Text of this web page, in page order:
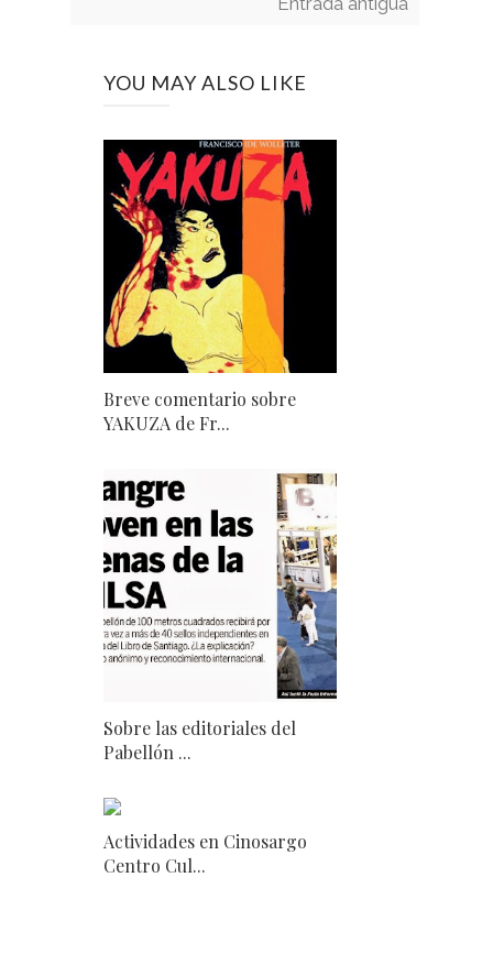
YOU MAY ALSO LIKE
Breve comentario sobre
YAKUZA de Fr...
Sobre las editoriales del
Pabellón ...
Actividades en Cinosargo
Centro Cul...